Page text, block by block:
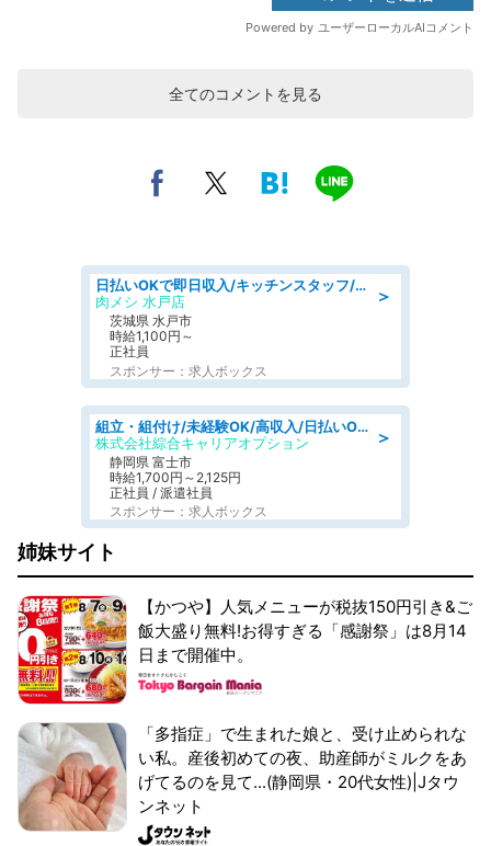
全てのコメントを見る
＞
日払いOKで即日収入/キッチンスタッフ/「原付免許必須」デリバリー業務など、自己成長可能な幅広い仕事に挑戦!髪型自由&ピアス・ネイルOK/茨城県/水戸市
肉メシ 水戸店
茨城県 水戸市
時給1,100円～
正社員
スポンサー：求人ボックス
＞
組立・組付け/未経験OK/高収入/日払いOK/交替制/20・30・40代活躍中
株式会社綜合キャリアオプション
静岡県 富士市
時給1,700円～2,125円
正社員 / 派遣社員
スポンサー：求人ボックス
姉妹サイト
【かつや】人気メニューが税抜150円引き&ご
飯大盛り無料!お得すぎる「感謝祭」は8月14
日まで開催中。
「多指症」で生まれた娘と、受け止められな
い私。産後初めての夜、助産師がミルクをあ
げてるのを見て...(静岡県・20代女性)|Jタウ
ンネット